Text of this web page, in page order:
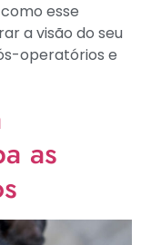
esse
a visão do seu
operatórios e
as